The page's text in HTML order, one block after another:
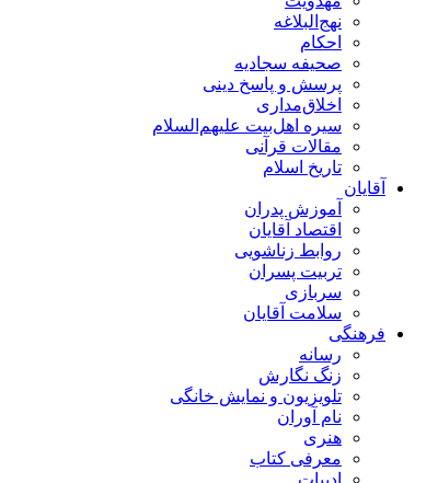
نهج‌البلاغه
احکام
صحیفه سجادیه
پرسش و پاسخ دینی
اخلاق‌مداری
سیره اهل‌بیت علیهم‌السلام
مقالات قرآنی
تاریخ اسلام
آقایان
آموزش پدران
اقتصاد آقایان
روابط زناشویی
تربیت پسران
سربازی
سلامت آقایان
فرهنگی
رسانه
زنگ نگارش
تلویزیون و نمایش خانگی
نام آوران
هنری
معرفی کتاب